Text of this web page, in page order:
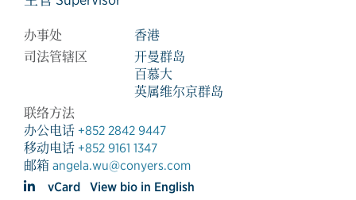
办事处
香港
司法管辖区
开曼群岛
百慕大
英属维尔京群岛
联络方法
办公电话 +852 2842 9447
移动电话 +852 9161 1347
邮箱 angela.wu@conyers.com
vCard
View bio in English